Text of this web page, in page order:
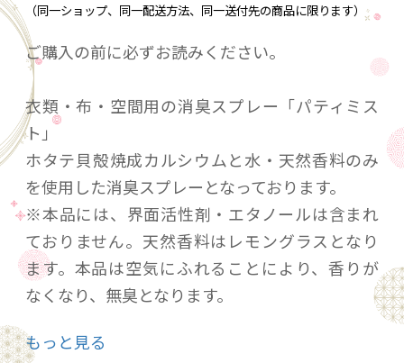
（同一ショップ、同一配送方法、同一送付先の商品に限ります）
ご購入の前に必ずお読みください。
衣類・布・空間用の消臭スプレー「パティミス
ト」
ホタテ貝殻焼成カルシウムと水・天然香料のみ
を使用した消臭スプレーとなっております。
※本品には、界面活性剤・エタノールは含まれ
ておりません。天然香料はレモングラスとなり
ます。本品は空気にふれることにより、香りが
なくなり、無臭となります。
もっと見る